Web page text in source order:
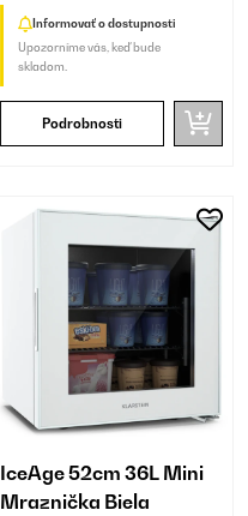
Informovať o dostupnosti
Upozorníme vás, keď bude
skladom.
Podrobnosti
IceAge 52cm 36L Mini
Mraznička Biela